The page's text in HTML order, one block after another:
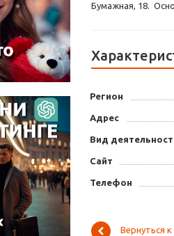
Бумажная, 18.
Регион
Адрес
Вид
Сайт
Телефон
Вернуться к